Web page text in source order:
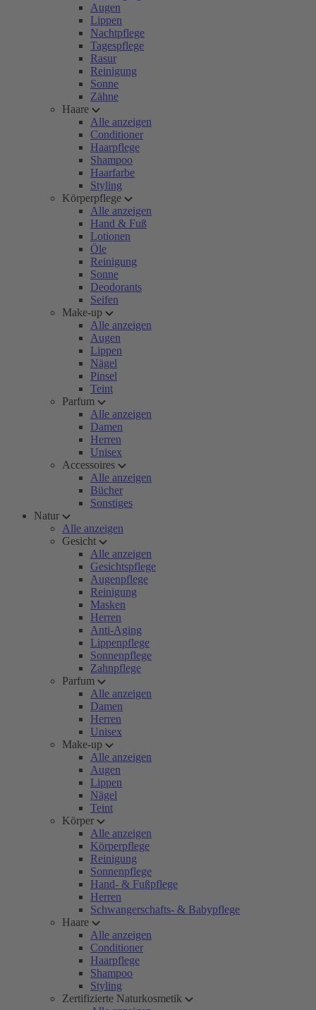
Augen
Lippen
Nachtpflege
Tagespflege
Rasur
Reinigung
Sonne
Zähne
Haare
Alle anzeigen
Conditioner
Haarpflege
Shampoo
Haarfarbe
Styling
Körperpflege
Alle anzeigen
Hand & Fuß
Lotionen
Öle
Reinigung
Sonne
Deodorants
Seifen
Make-up
Alle anzeigen
Augen
Lippen
Nägel
Pinsel
Teint
Parfum
Alle anzeigen
Damen
Herren
Unisex
Accessoires
Alle anzeigen
Bücher
Sonstiges
Natur
Alle anzeigen
Gesicht
Alle anzeigen
Gesichtspflege
Augenpflege
Reinigung
Masken
Herren
Anti-Aging
Lippenpflege
Sonnenpflege
Zahnpflege
Parfum
Alle anzeigen
Damen
Herren
Unisex
Make-up
Alle anzeigen
Augen
Lippen
Nägel
Teint
Körper
Alle anzeigen
Körperpflege
Reinigung
Sonnenpflege
Hand- & Fußpflege
Herren
Schwangerschafts- & Babypflege
Haare
Alle anzeigen
Conditioner
Haarpflege
Shampoo
Styling
Zertifizierte Naturkosmetik